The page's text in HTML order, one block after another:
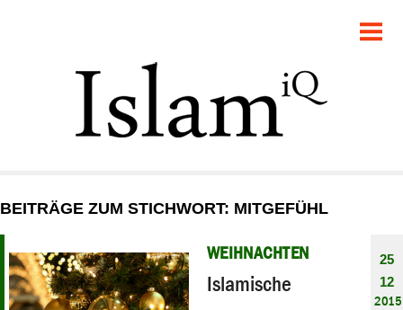
GESELLSCHAFT
STARTSEITE
DEBATTE
BEITRÄGE ZUM STICHWORT: MITGEFÜHL
WEIHNACHTEN
Islamische
25
12
2015